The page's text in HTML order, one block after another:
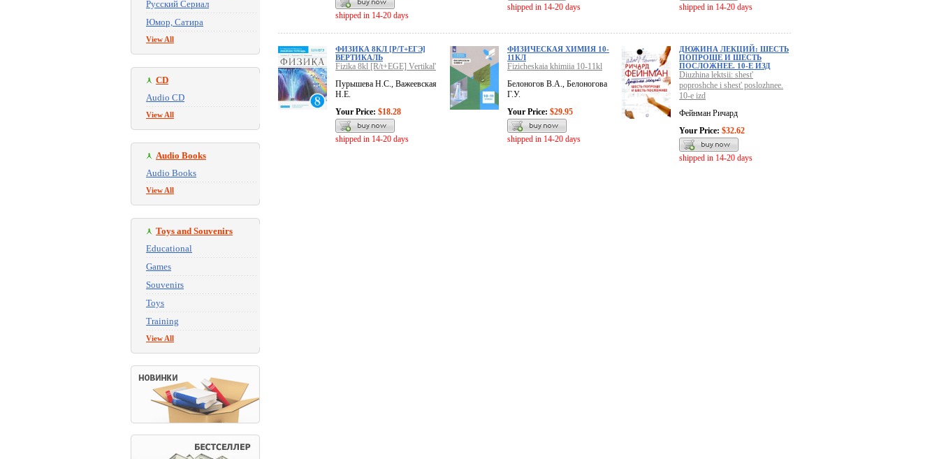
Русский Сериал
Юмор, Сатира
View All
CD
Audio CD
View All
Audio Books
Audio Books
View All
Toys and Souvenirs
Educational
Games
Souvenirs
Toys
Training
View All
shipped in 14-20 days
shipped in 14-20 days shipped in 14-20 days
ФИЗИКА 8КЛ [Р/Т+ЕГЭ]
ВЕРТИКАЛЬ
Fizika 8kl [R/t+EGE] Vertikal'
Пурышева Н.С., Важеевская
Н.Е.
Your Price: $18.28
shipped in 14-20 days
ФИЗИЧЕСКАЯ ХИМИЯ 10-
11КЛ
Fizicheskaia khimiia 10-11kl
Белоногов В.А., Белоногова
Г.У.
Your Price: $29.95
shipped in 14-20 days
ДЮЖИНА ЛЕКЦИЙ: ШЕСТЬ
ПОПРОЩЕ И ШЕСТЬ
ПОСЛОЖНЕЕ. 10-Е ИЗД
Diuzhina lektsii: shest'
poproshche i shest' poslozhnee.
10-e izd
Фейнман Ричард
Your Price: $32.62
shipped in 14-20 days